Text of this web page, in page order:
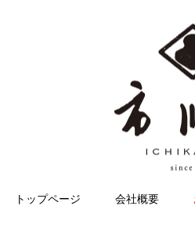
トップページ 会社概要